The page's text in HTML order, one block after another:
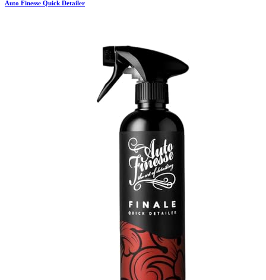
Auto Finesse Quick Detailer